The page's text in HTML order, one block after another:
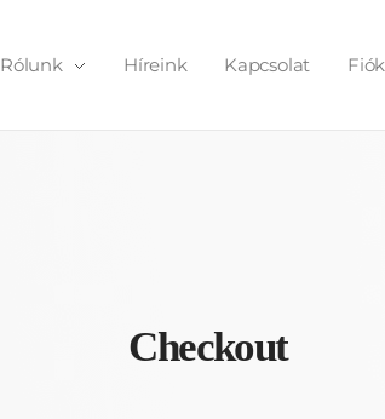
Rólunk Híreink Kapcsolat
Checkout